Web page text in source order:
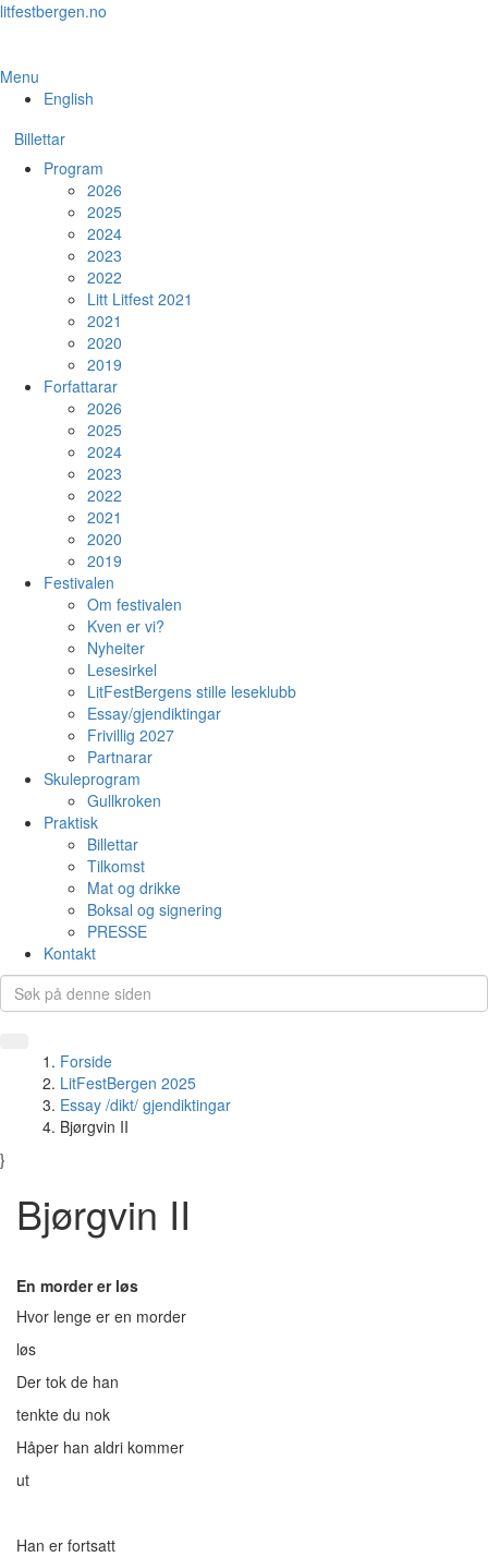
Skip
content
litfestbergen.no
Menu
English
Billettar
Program
2026
2025
2024
2023
2022
Litt Litfest 2021
2021
2020
2019
Forfattarar
2026
2025
2024
2023
2022
2021
2020
2019
Festivalen
Om festivalen
Kven er vi?
Nyheiter
Lesesirkel
LitFestBergens stille leseklubb
Essay/gjendiktingar
Frivillig 2027
Partnarar
Skuleprogram
Gullkroken
Praktisk
Billettar
Tilkomst
Mat og drikke
Boksal og signering
PRESSE
Kontakt
Forside
LitFestBergen 2025
Essay /dikt/ gjendiktingar
Bjørgvin II
}
Bjørgvin II
En morder er løs
Hvor lenge er en morder
løs
Der tok de han
tenkte du nok
Håper han aldri kommer
ut
Han er fortsatt